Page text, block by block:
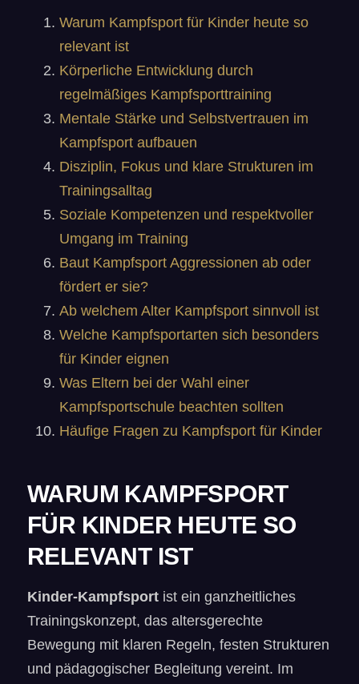
Warum Kampfsport für Kinder heute so
relevant ist
Körperliche Entwicklung durch
regelmäßiges Kampfsporttraining
Mentale Stärke und Selbstvertrauen im
Kampfsport aufbauen
Disziplin, Fokus und klare Strukturen im
Trainingsalltag
Soziale Kompetenzen und respektvoller
Umgang im Training
Baut Kampfsport Aggressionen ab oder
fördert er sie?
Ab welchem Alter Kampfsport sinnvoll ist
Welche Kampfsportarten sich besonders
für Kinder eignen
Was Eltern bei der Wahl einer
Kampfsportschule beachten sollten
Häufige Fragen zu Kampfsport für Kinder
WARUM KAMPFSPORT
FÜR KINDER HEUTE SO
RELEVANT IST
Kinder-Kampfsport ist ein ganzheitliches
Trainingskonzept, das altersgerechte
Bewegung mit klaren Regeln, festen Strukturen
und pädagogischer Begleitung vereint. Im